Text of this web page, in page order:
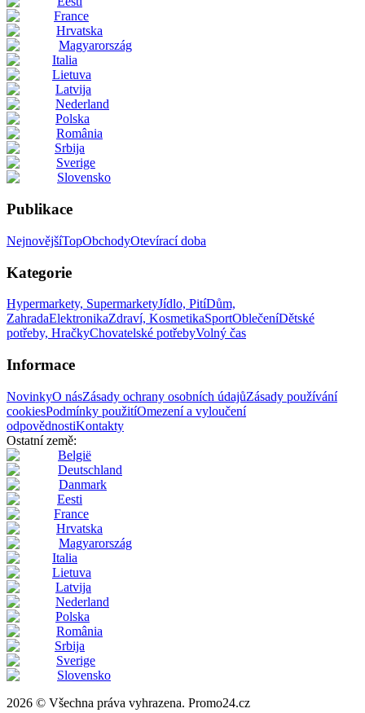
France
Hrvatska
Magyarország
Italia
Lietuva
Latvija
Nederland
Polska
România
Srbija
Sverige
Slovensko
Publikace
NejnovějšíTopObchodyOtevírací doba
Kategorie
Hypermarkety, SupermarketyJídlo, PitíDům,
ZahradaElektronikaZdraví, KosmetikaSportOblečeníDětské
potřeby, HračkyChovatelské potřebyVolný čas
Informace
NovinkyO násZásady ochrany osobních údajůZásady používání
cookiesPodmínky použitíOmezení a vyloučení
odpovědnostiKontakty
Ostatní země:
België
Deutschland
Danmark
Eesti
France
Hrvatska
Magyarország
Italia
Lietuva
Latvija
Nederland
Polska
România
Srbija
Sverige
Slovensko
2026 © Všechna práva vyhrazena. Promo24.cz